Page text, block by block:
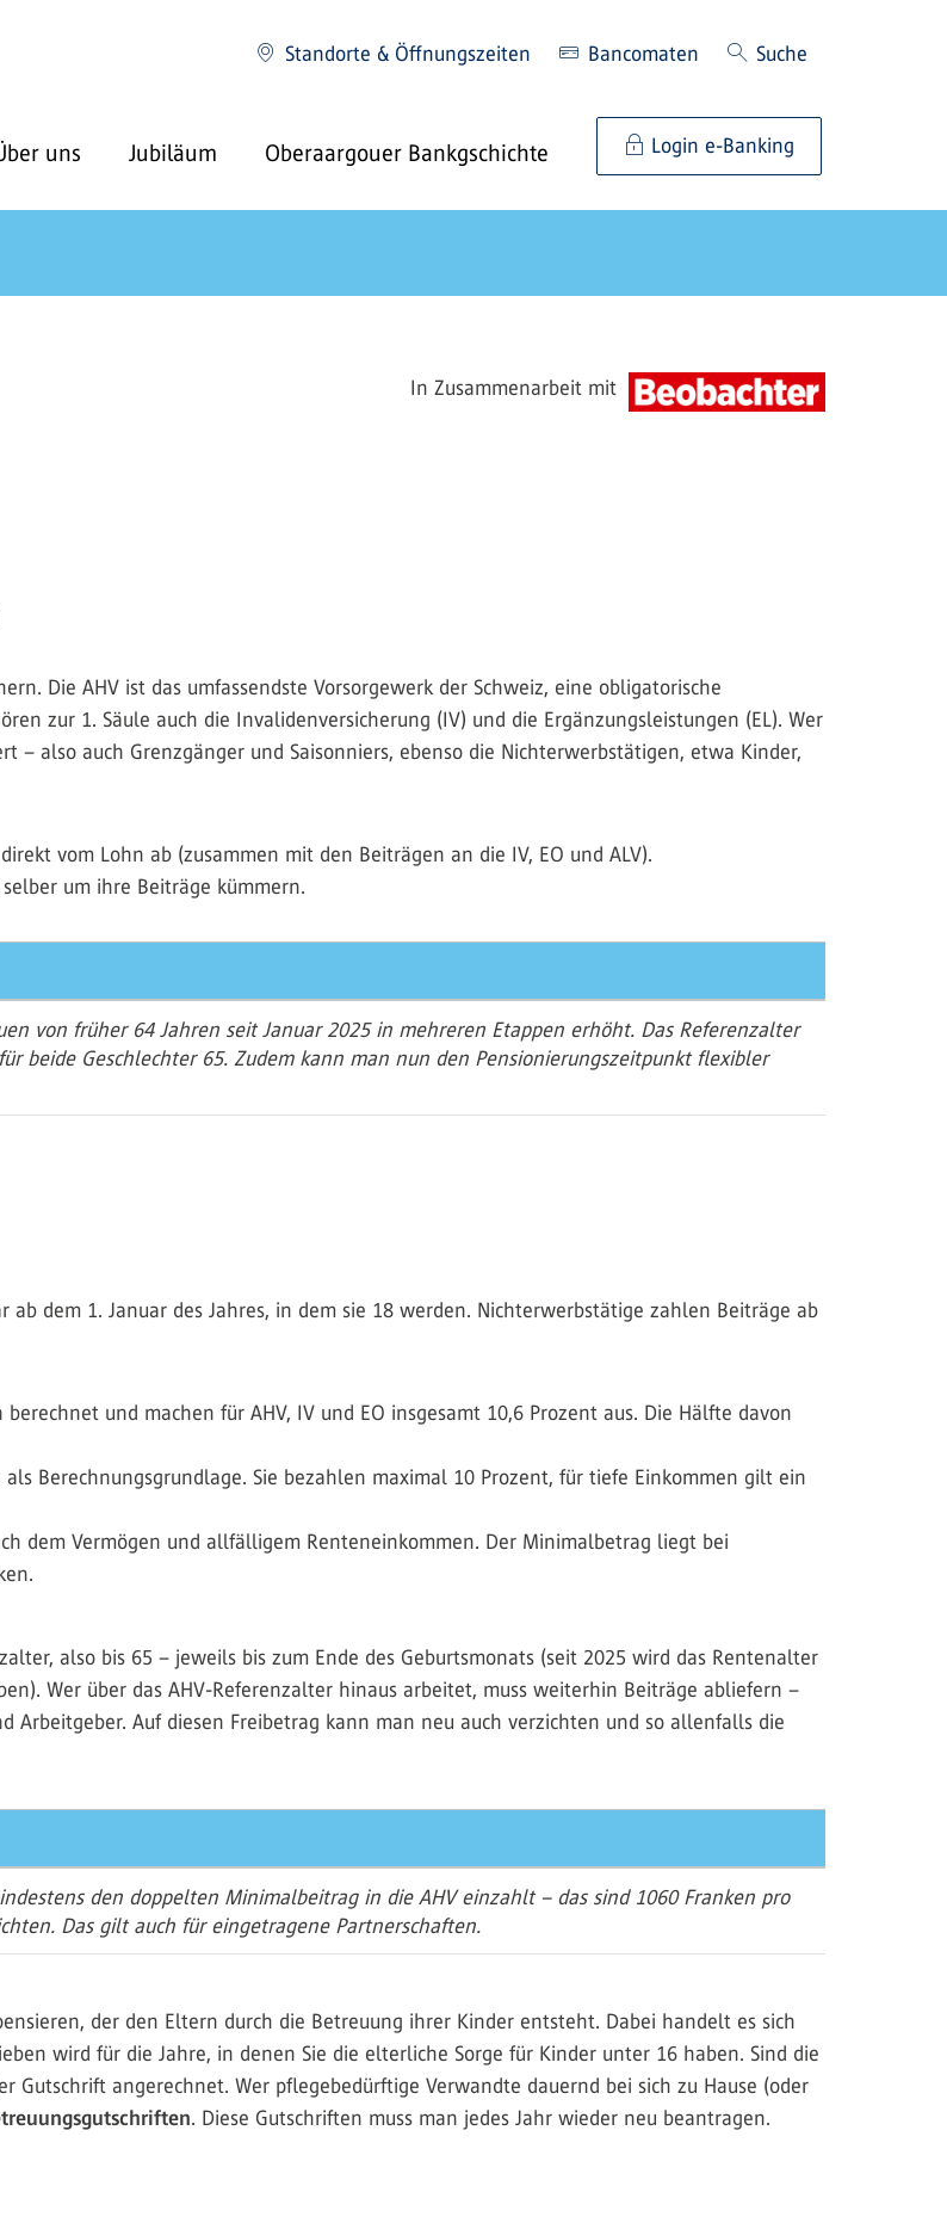
Standorte & Öffnungszeiten Bancomaten Suche
uns Jubiläum Oberaargouer Bankgschichte Login e-Banking
In Zusammenarbeit mit
Die AHV ist das umfassendste Vorsorgewerk der Schweiz, eine obligatorische
zur 1. Säule auch die Invalidenversicherung (IV) und die Ergänzungsleistungen (EL). Wer
– also auch Grenzgänger und Saisonniers, ebenso die Nichterwerbstätigen, etwa Kinder,
vom Lohn ab (zusammen mit den Beiträgen an die IV, EO und ALV).
um ihre Beiträge kümmern.
von früher 64 Jahren seit Januar 2025 in mehreren Etappen erhöht. Das Referenzalter
beide Geschlechter 65. Zudem kann man nun den Pensionierungszeitpunkt flexibler
dem 1. Januar des Jahres, in dem sie 18 werden. Nichterwerbstätige zahlen Beiträge ab
und machen für AHV, IV und EO insgesamt 10,6 Prozent aus. Die Hälfte davon
Berechnungsgrundlage. Sie bezahlen maximal 10 Prozent, für tiefe Einkommen gilt ein
dem Vermögen und allfälligem Renteneinkommen. Der Minimalbetrag liegt bei
also bis 65 – jeweils bis zum Ende des Geburtsmonats (seit 2025 wird das Rentenalter
Wer über das AHV-Referenzalter hinaus arbeitet, muss weiterhin Beiträge abliefern –
Arbeitgeber. Auf diesen Freibetrag kann man neu auch verzichten und so allenfalls die
den doppelten Minimalbeitrag in die AHV einzahlt – das sind 1060 Franken pro
Das gilt auch für eingetragene Partnerschaften.
der den Eltern durch die Betreuung ihrer Kinder entsteht. Dabei handelt es sich
wird für die Jahre, in denen Sie die elterliche Sorge für Kinder unter 16 haben. Sind die
angerechnet. Wer pflegebedürftige Verwandte dauernd bei sich zu Hause (oder
. Diese Gutschriften muss man jedes Jahr wieder neu beantragen.